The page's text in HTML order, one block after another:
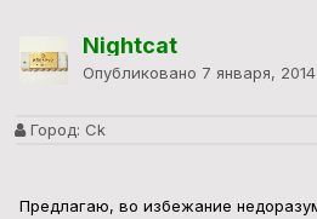
Nightcat
Опубликовано 7 января, 2014
Город: Ck
Предлагаю, во избежание